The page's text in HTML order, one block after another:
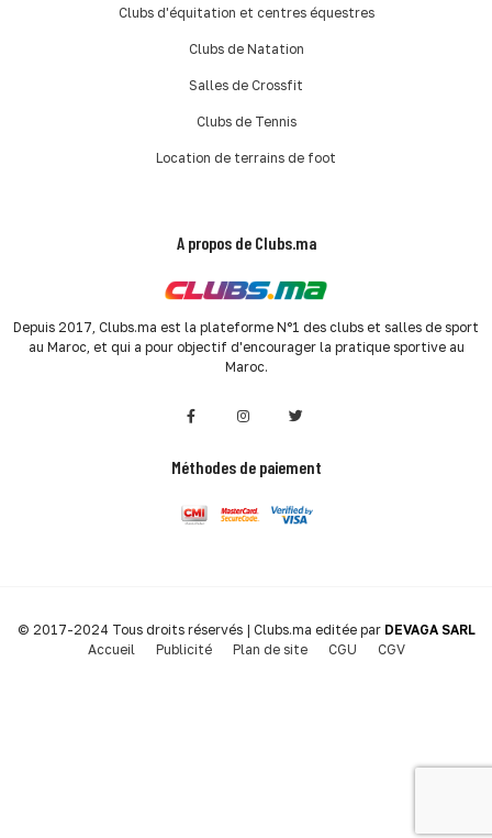
Clubs d'équitation et centres équestres
Clubs de Natation
Salles de Crossfit
Clubs de Tennis
Location de terrains de foot
A propos de Clubs.ma
Depuis 2017, Clubs.ma est la plateforme N°1 des clubs et salles de sport
au Maroc, et qui a pour objectif d'encourager la pratique sportive au
Maroc.
Méthodes de paiement
© 2017-2024 Tous droits réservés | Clubs.ma editée par DEVAGA SARL
Accueil
Publicité Plan de site CGU CGV